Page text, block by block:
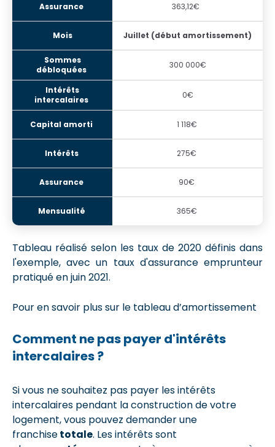
363,12€
Juillet (début amortissement)
300 000€
0€
1 118€
275€
90€
365€
Tableau réalisé selon les taux de 2020 définis dans
l'exemple, avec un taux d'assurance emprunteur
pratiqué en juin 2021.
Pour en savoir plus sur le tableau d’amortissement
Comment ne pas payer d'intérêts
intercalaires ?
Si vous ne souhaitez pas payer les intérêts
intercalaires pendant la construction de votre
logement, vous pouvez demander une
franchisetotale. Les intérêts sont